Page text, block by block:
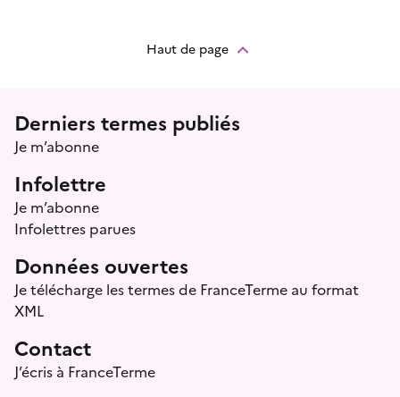
Haut de page
Menu prefooter
Derniers termes publiés
Je m’abonne
Infolettre
Je m’abonne
Infolettres parues
Données ouvertes
Je télécharge les termes de FranceTerme au format
XML
Contact
J’écris à FranceTerme